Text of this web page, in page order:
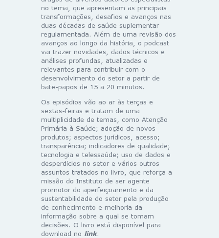
no tema, que apresentam as principais
transformações, desafios e avanços nas
duas décadas de saúde suplementar
regulamentada. Além de uma revisão dos
avanços ao longo da história, o podcast
vai trazer novidades, dados técnicos e
análises profundas, atualizadas e
relevantes para contribuir com o
desenvolvimento do setor a partir de
bate-papos de 15 a 20 minutos.
Os episódios vão ao ar às terças e
sextas-feiras e tratam de uma
multiplicidade de temas, como Atenção
Primária à Saúde; adoção de novos
produtos; aspectos jurídicos, acesso;
transparência; indicadores de qualidade;
tecnologia e telessaúde; uso de dados e
desperdícios no setor e vários outros
assuntos tratados no livro, que reforça a
missão do Instituto de ser agente
promotor do aperfeiçoamento e da
sustentabilidade do setor pela produção
de conhecimento e melhoria da
informação sobre a qual se tomam
decisões. O livro está disponível para
download no link.